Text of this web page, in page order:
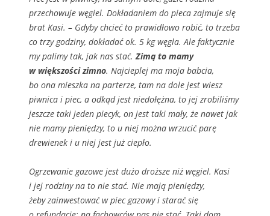
przechowuje węgiel. Dokładaniem do pieca zajmuje się
brat Kasi. – Gdyby chcieć to prawidłowo robić, to trzeba
co trzy godziny, dokładać ok. 5 kg węgla. Ale faktycznie
my palimy tak, jak nas stać. Zimą to mamy
w większości zimno. Najcieplej ma moja babcia,
bo ona mieszka na parterze, tam na dole jest wiesz
piwnica i piec, a odkąd jest niedołężna, to jej zrobiliśmy
jeszcze taki jeden piecyk, on jest taki mały, że nawet jak
nie mamy pieniędzy, to u niej można wrzucić parę
drewienek i u niej jest już ciepło.
Ogrzewanie gazowe jest dużo droższe niż węgiel. Kasi
i jej rodziny na to nie stać. Nie mają pieniędzy,
żeby zainwestować w piec gazowy i starać się